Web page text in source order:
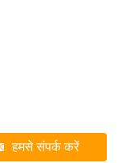
हमसे संपर्क करें